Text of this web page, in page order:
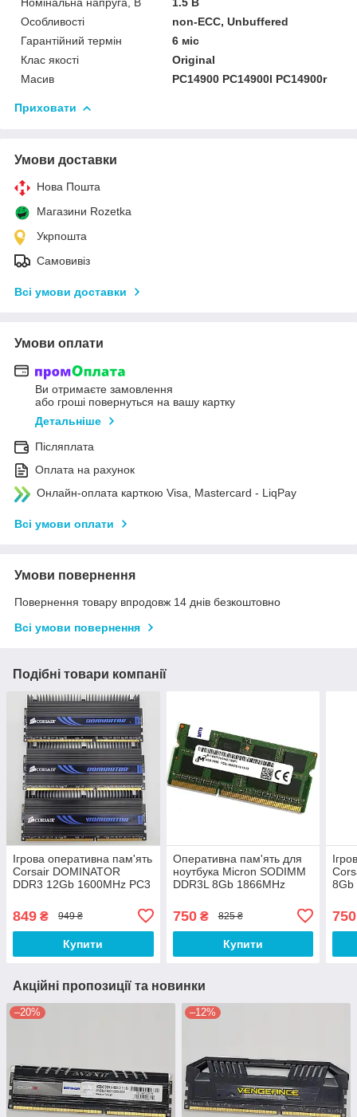
Особливості
non-ECC, Unbuffered
Гарантійний термін
6 міс
Клас якості
Original
Масив
PC14900 PC14900l PC14900r
Приховати
Умови доставки
Нова Пошта
Магазини Rozetka
Укрпошта
Самовивіз
Всі умови доставки
Умови оплати
Ви отримаєте замовлення
або гроші повернуться на вашу картку
Детальніше
Післяплата
Оплата на рахунок
Онлайн-оплата карткою Visa, Mastercard - LiqPay
Всі умови оплати
Умови повернення
Повернення товару впродовж 14 днів безкоштовно
Всі умови повернення
Подібні товари компанії
Ігрова оперативна пам'ять
Corsair DOMINATOR
DDR3 12Gb 1600MHz PC3
(CMP12GX3M3A1600C9)
Б/В
849 ₴ 949 ₴
Купити
Оперативна пам'ять для
ноутбука Micron SODIMM
DDR3L 8Gb 1866MHz
(MT16KTF1G64HZ-
1G9P1) Б/В
750₴ 825 ₴
Купити
8Gb
Б/В
750
Акційні пропозиції та новинки
–20% –12%